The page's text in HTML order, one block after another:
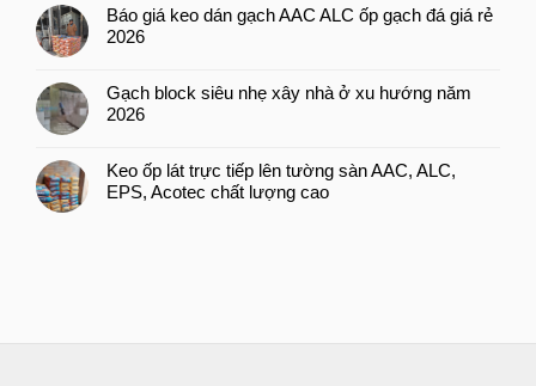
Báo giá keo dán gạch AAC ALC ốp gạch đá giá rẻ
2026
Gạch block siêu nhẹ xây nhà ở xu hướng năm
2026
Keo ốp lát trực tiếp lên tường sàn AAC, ALC,
EPS, Acotec chất lượng cao